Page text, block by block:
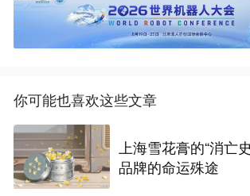
你可能也喜欢这些文章
上海雪花膏的“消亡
品牌的命运殊途